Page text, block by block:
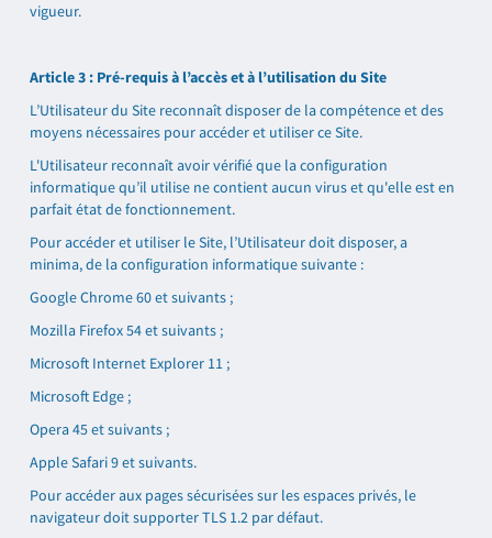
vigueur.
Article 3 : Pré-requis à l’accès et à l’utilisation du Site
L’Utilisateur du Site reconnaît disposer de la compétence et des
moyens nécessaires pour accéder et utiliser ce Site.
L'Utilisateur reconnaît avoir vérifié que la configuration
informatique qu’il utilise ne contient aucun virus et qu'elle est en
parfait état de fonctionnement.
Pour accéder et utiliser le Site, l’Utilisateur doit disposer, a
minima, de la configuration informatique suivante :
Google Chrome 60 et suivants ;
Mozilla Firefox 54 et suivants ;
Microsoft Internet Explorer 11 ;
Microsoft Edge ;
Opera 45 et suivants ;
Apple Safari 9 et suivants.
Pour accéder aux pages sécurisées sur les espaces privés, le
navigateur doit supporter TLS 1.2 par défaut.